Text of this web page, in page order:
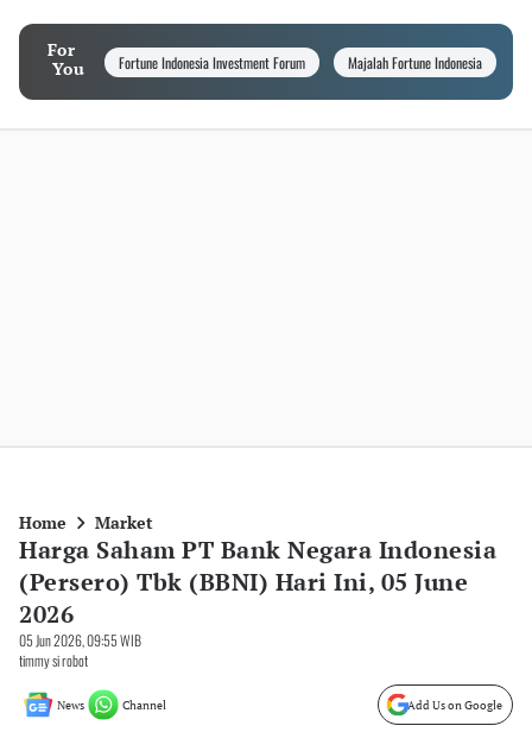
For
You
Fortune Indonesia Investment Forum Majalah Fortune Indonesia
Home Market
Harga Saham PT Bank Negara Indonesia
(Persero) Tbk (BBNI) Hari Ini, 05 June
2026
05 Jun 2026, 09:55 WIB
timmy si robot
News Channel Add Us on Google